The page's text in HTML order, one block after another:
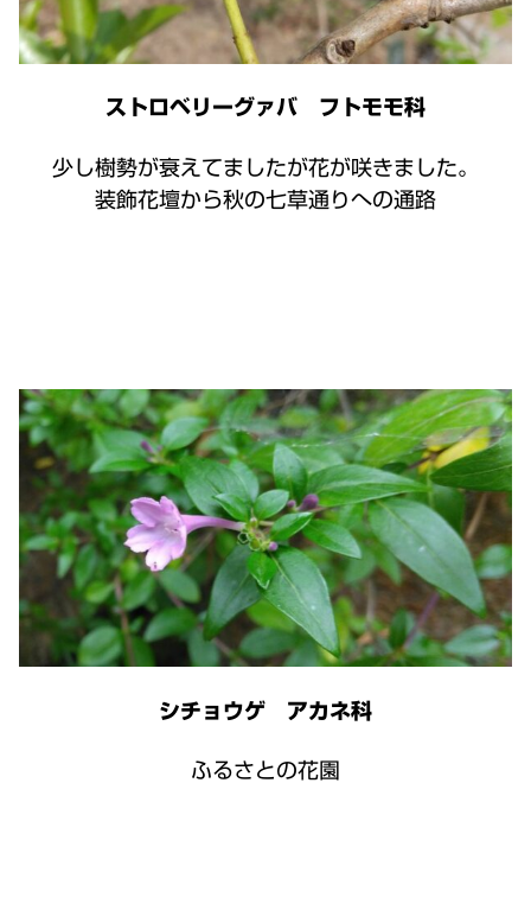
ストロベリーグァバ フトモモ科
少し樹勢が衰えてましたが花が咲きました。
装飾花壇から秋の七草通りへの通路
シチョウゲ アカネ科
ふるさとの花園